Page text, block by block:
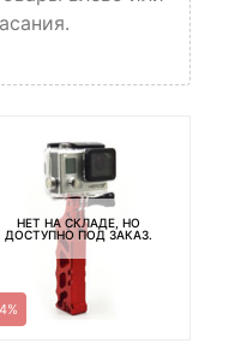
НЕТ НА СКЛАДЕ, НО
ДОСТУПНО ПОД ЗАКАЗ.